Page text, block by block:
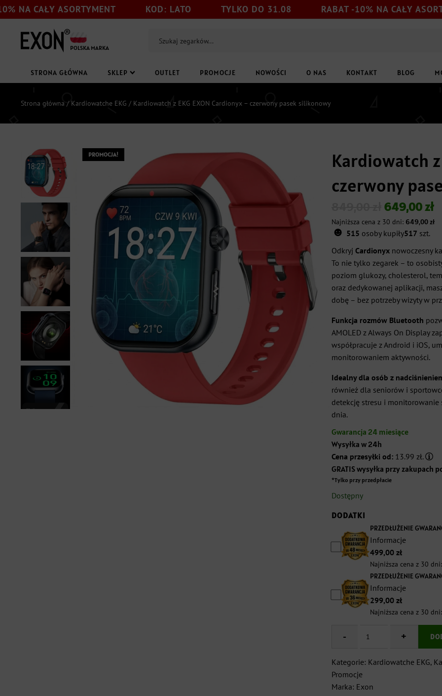
ASORTYMENT KOD: LATO TYLKO DO 31.08 RABAT -10% NA CAŁY ASORTYMENT
POLSKA MARKA
STRONA GŁÓWNA SKLEP OUTLET PROMOCJE NOWOŚCI O NAS KONTAKT BLOG
Strona główna / Kardiowatche EKG / Kardiowatch z EKG EXON Cardionyx – czerwony pasek silikonowy
PROMOCJA!
Kardiowatch z
czerwony
Pierwotna
cena
wynosiła:
849,00 zł.
649,00zł
Aktualna
cena
wynosi:
649,00 zł.
Najniższa cena z 30 dni: 649,00zł
☻ 515 osoby kupiły517 szt.
Odkryj Cardionyx nowoczesny
To nie tylko zegarek – to
poziom glukozy, cholesterol,
oraz dedykowanej aplikacji,
dobę – bez potrzeby wizyty w
Funkcja rozmów Bluetooth
AMOLED z Always On Display
współpracuje z Android i iOS,
monitorowaniem aktywności.
Idealny dla osób z
również dla seniorów i
detekcję stresu i monitorowanie
dnia.
Gwarancja 24 miesiące
Wysyłka w 24h
Cena przesyłki od: 13.99 zł.
GRATIS wysyłka przy zakupach
*Tylko przy przedpłacie
Dostępny
DODATKI
PRZEDŁUŻENIE
Informacje
499,00 zł
Najniższa cena z 30
PRZEDŁUŻENIE
Informacje
299,00 zł
Najniższa cena z 30
-
ilość
EKG
–
+
Kategorie: Kardiowatche EKG,
Promocje
Marka: Exon